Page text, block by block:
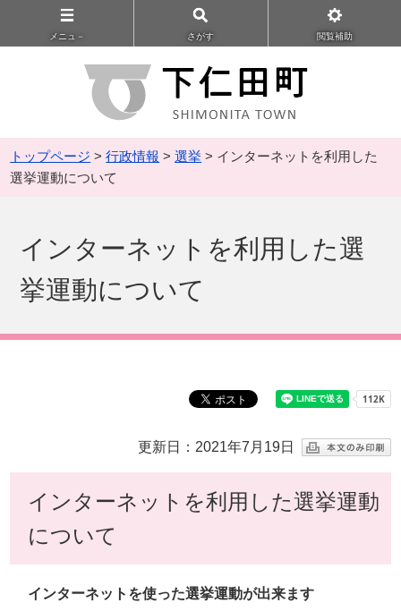
メニュ－ さがす 閲覧補助
トップページ >行政情報 >選挙 > インターネットを利用した
選挙運動について
インターネットを利用した選
挙運動について
更新日：2021年7月19日
インターネットを利用した選挙運動
について
インターネットを使った選挙運動が出来ます